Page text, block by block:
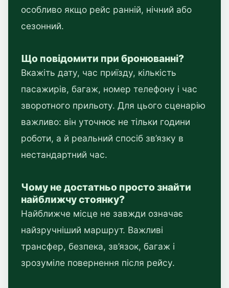
особливо якщо рейс ранній, нічний або
сезонний.
Що повідомити при бронюванні?
Вкажіть дату, час приїзду, кількість
пасажирів, багаж, номер телефону і час
зворотного прильоту. Для цього сценарію
важливо: він уточнює не тільки години
роботи, а й реальний спосіб зв’язку в
нестандартний час.
Чому не достатньо просто знайти
найближчу стоянку?
Найближче місце не завжди означає
найзручніший маршрут. Важливі
трансфер, безпека, зв’язок, багаж і
зрозуміле повернення після рейсу.